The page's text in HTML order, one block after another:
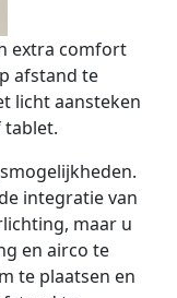
extra comfort
afstand te
licht aansteken
tablet.
integratie van
maar u
en airco te
te plaatsen en